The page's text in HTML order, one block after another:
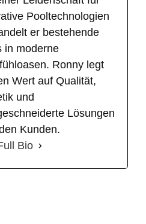
Pooltechnologien
er bestehende
in moderne
Ronny legt
Wert auf Qualität,
und
Lösungen
Kunden.
Bio